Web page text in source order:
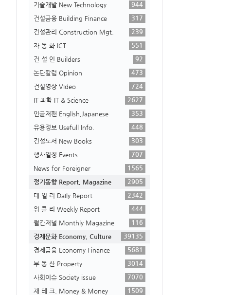
기술개발 New Technology
944
건설금융 Building Finance
317
건설관리 Construction Mgt.
239
자 동 화 ICT
551
건 설 인 Builders
92
논단칼럼 Opinion
473
건설영상 Video
724
IT 과학 IT & Science
2627
인글저팬 English,Japanese
353
유용정보 Usefull Info.
448
건설도서 New Books
303
행사일정 Events
707
News for Foreigner
1565
정기동향 Report, Magazine
2905
데 일 리 Daily Report
2342
위 클 리 Weekly Report
444
월간저널 Monthly Magazine
116
경제문화 Economy, Culture
39135
경제금융 Economy Finance
5681
부 동 산 Property
3014
사회이슈 Society issue
7070
재 테 크. Money & Money
1509